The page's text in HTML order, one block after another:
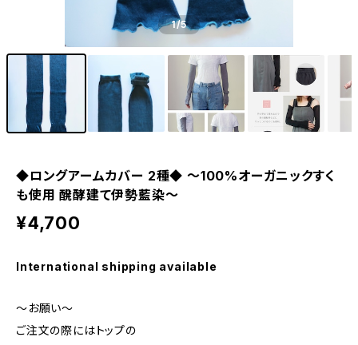
1/5
◆ロングアームカバー 2種◆ ～100%オーガニックすく
も使用 醗酵建て伊勢藍染～
¥4,700
International shipping available
～お願い～
ご注文の際にはトップの